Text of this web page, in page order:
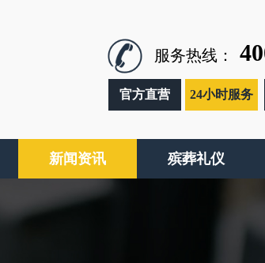
服务热线：
官方直营 24小时服务
新闻资讯 殡葬礼仪